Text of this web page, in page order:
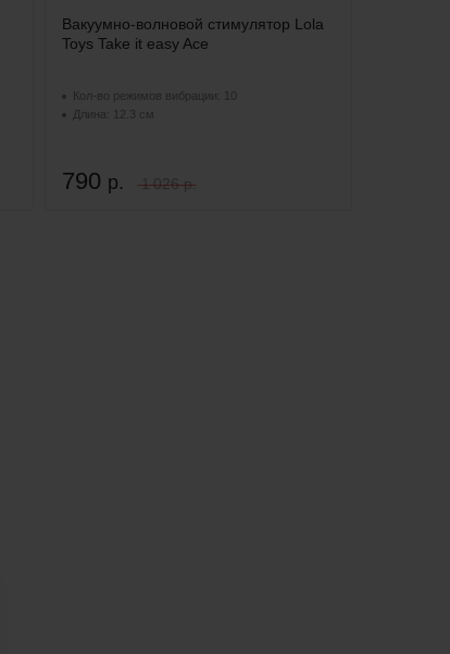
Вакуумно-волновой стимулятор Lola
Toys Take it easy Ace
Кол-во режимов вибрации: 10
Длина: 12.3 см
790 р. 1 026 р.